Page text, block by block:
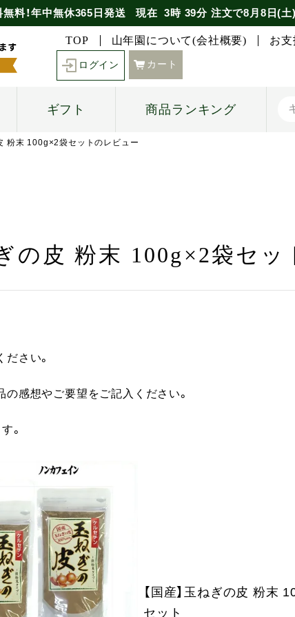
料！年中無休365日発送 現在 3時 39分注文で8月8日(土
TOP 山年園について(会社概要) お
ログイン カート
ギフト 商品ランキング
皮 粉末 100g×2袋セットのレビュー
の皮 粉末 100g×2袋セ
さい。
感想やご要望をご記入ください。
。
【国産】玉ねぎの皮 粉末
セット